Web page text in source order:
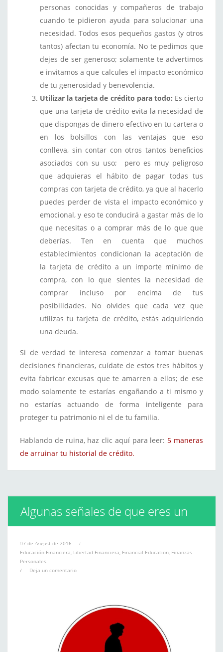
personas conocidas y compañeros de trabajo
cuando te pidieron ayuda para solucionar una
necesidad. Todos esos pequeños gastos (y otros
tantos) afectan tu economía. No te pedimos que
dejes de ser generoso; solamente te advertimos
e invitamos a que calcules el impacto económico
de tu generosidad y benevolencia.
Utilizar la tarjeta de crédito para todo: Es cierto
que una tarjeta de crédito evita la necesidad de
que dispongas de dinero efectivo en tu cartera o
en los bolsillos con las ventajas que eso
conlleva, sin contar con otros tantos beneficios
asociados con su uso; pero es muy peligroso
que adquieras el hábito de pagar todas tus
compras con tarjeta de crédito, ya que al hacerlo
puedes perder de vista el impacto económico y
emocional, y eso te conducirá a gastar más de lo
que necesitas o a comprar más de lo que que
deberías. Ten en cuenta que muchos
establecimientos condicionan la aceptación de
la tarjeta de crédito a un importe mínimo de
compra, con lo que sientes la necesidad de
comprar incluso por encima de tus
posibilidades. No olvides que cada vez que
utilizas tu tarjeta de crédito, estás adquiriendo
una deuda.
Si de verdad te interesa comenzar a tomar buenas
decisiones financieras, cuídate de estos tres hábitos y
evita fabricar excusas que te amarren a ellos; de ese
modo solamente te estarías engañando a ti mismo y
no estarías actuando de forma inteligente para
proteger tu patrimonio ni el de tu familia.
Hablando de ruina, haz clic aquí para leer: 5 maneras
de arruinar tu historial de crédito.
Algunas señales de que eres un
holgazán financiero
07 de August de 2016
/
Educación Financiera, Libertad Financiera, Financial Education, Finanzas
Personales
/
Deja un comentario